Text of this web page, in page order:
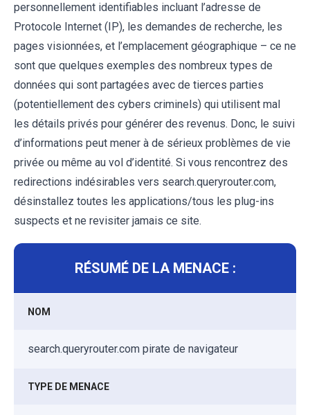
personnellement identifiables incluant l’adresse de
Protocole Internet (IP), les demandes de recherche, les
pages visionnées, et l’emplacement géographique – ce ne
sont que quelques exemples des nombreux types de
données qui sont partagées avec de tierces parties
(potentiellement des cybers criminels) qui utilisent mal
les détails privés pour générer des revenus. Donc, le suivi
d’informations peut mener à de sérieux problèmes de vie
privée ou même au vol d’identité. Si vous rencontrez des
redirections indésirables vers search.queryrouter.com,
désinstallez toutes les applications/tous les plug-ins
suspects et ne revisiter jamais ce site.
RÉSUMÉ DE LA MENACE :
NOM
search.queryrouter.com pirate de navigateur
TYPE DE MENACE